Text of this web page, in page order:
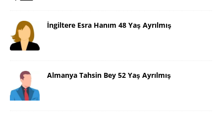
İngiltere Esra Hanım 48 Yaş Ayrılmış
Almanya Tahsin Bey 52 Yaş Ayrılmış